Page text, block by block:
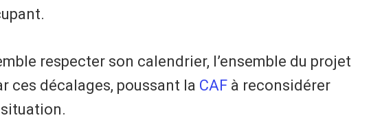
respecter son calendrier, l’ensemble du projet
ces décalages, poussant la CAFà reconsidérer